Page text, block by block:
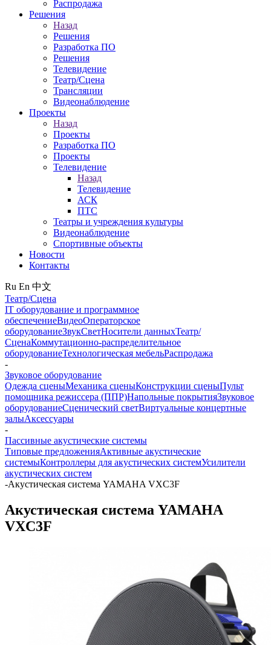
Распродажа
Решения
Назад
Решения
Разработка ПО
Решения
Телевидение
Театр/Сцена
Трансляции
Видеонаблюдение
Проекты
Назад
Проекты
Разработка ПО
Проекты
Телевидение
Назад
Телевидение
АСК
ПТС
Театры и учреждения культуры
Видеонаблюдение
Спортивные объекты
Новости
Контакты
Ru En 中文
Театр/Сцена
IT оборудование и программное
обеспечениеВидеоОператорское
оборудованиеЗвукСветНосители данныхТеатр/
СценаКоммутационно-распределительное
оборудованиеТехнологическая мебельРаспродажа
-
Звуковое оборудование
Одежда сценыМеханика сценыКонструкции сценыПульт
помощника режиссера (ППР)Напольные покрытияЗвуковое
оборудованиеСценический светВиртуальные концертные
залыАксессуары
-
Пассивные акустические системы
Типовые предложенияАктивные акустические
системыКонтроллеры для акустических системУсилители
акустических систем
-Акустическая система YAMAHA VXC3F
Акустическая система YAMAHA
VXC3F